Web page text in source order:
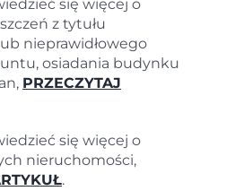
się więcej o
z tytułu
nieprawidłowego
osiadania budynku
PRZECZYTAJ
się więcej o
nieruchomości,
.